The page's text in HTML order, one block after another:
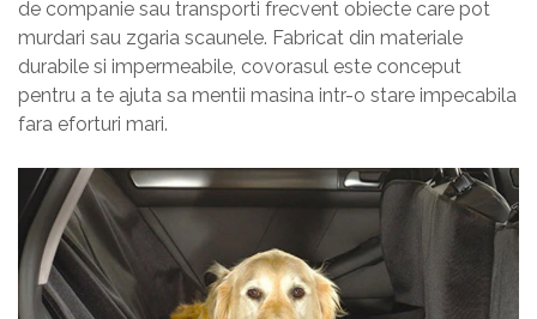
de companie sau transporti frecvent obiecte care pot
murdari sau zgaria scaunele. Fabricat din materiale
durabile si impermeabile, covorasul este conceput
pentru a te ajuta sa mentii masina intr-o stare impecabila
fara eforturi mari.